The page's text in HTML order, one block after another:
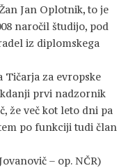
Jan Oplotnik, to je
naročil študijo, pod
iz diplomskega
Tičarja za evropske
prvi nadzornik
že več kot leto dni pa
po funkciji tudi član
– op. NČR)